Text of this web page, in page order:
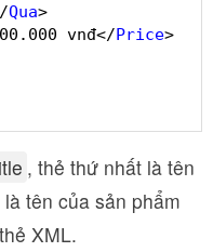
Qua>
vnđ</Price>
, thẻ thứ nhất là tên
tên của sản phẩm
XML.